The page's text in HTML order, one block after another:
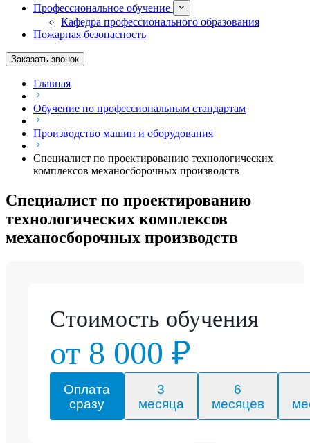
Профессиональное обучение
Кафедра профессионального образования
Пожарная безопасность
Заказать звонок
Главная
Обучение по профессиональным стандартам
Производство машин и оборудования
Специалист по проектированию технологических
комплексов механосборочных производств
Специалист по проектированию
технологических комплексов
механосборочных производств
Стоимость обучения
от 8 000 ₽
Оплата
сразу
3
месяца
6
месяцев